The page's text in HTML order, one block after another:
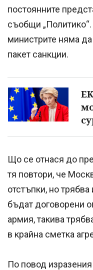
постоянните
съобщи
министрите няма
пакет санкции.
Що се отнася до
тя повтори, че
отстъпки, но
бъдат договорени
армия, такива
в крайна сметка
По повод